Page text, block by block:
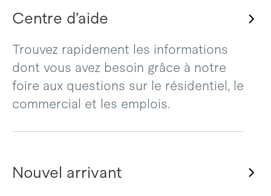
Centre d’aide
Trouvez rapidement les informations
dont vous avez besoin grâce à notre
foire aux questions sur le résidentiel, le
commercial et les emplois.
Nouvel arrivant